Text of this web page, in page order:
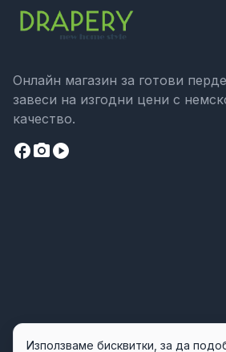
Онлайн магазин за готови
завеси на изгодни цени с
качество.
facebookcamera_altplay_circle
Използваме бисквитки, за да